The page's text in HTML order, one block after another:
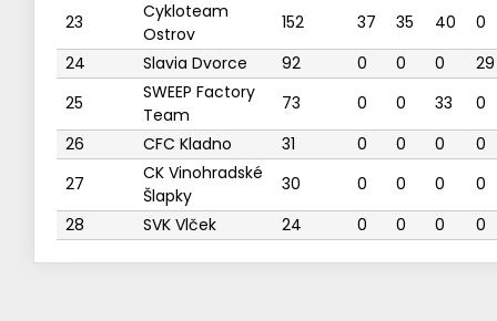
23
Cykloteam
Ostrov
152 37 35 40
0
24
Slavia Dvorce 92 0 0 0
29
25
SWEEP Factory
Team
73 0 0 33
0
26
CFC Kladno 31 0 0 0
0
27
CK Vinohradské
Šlapky
30 0 0 0
0
28
SVK Vlček 24 0 0 0 0